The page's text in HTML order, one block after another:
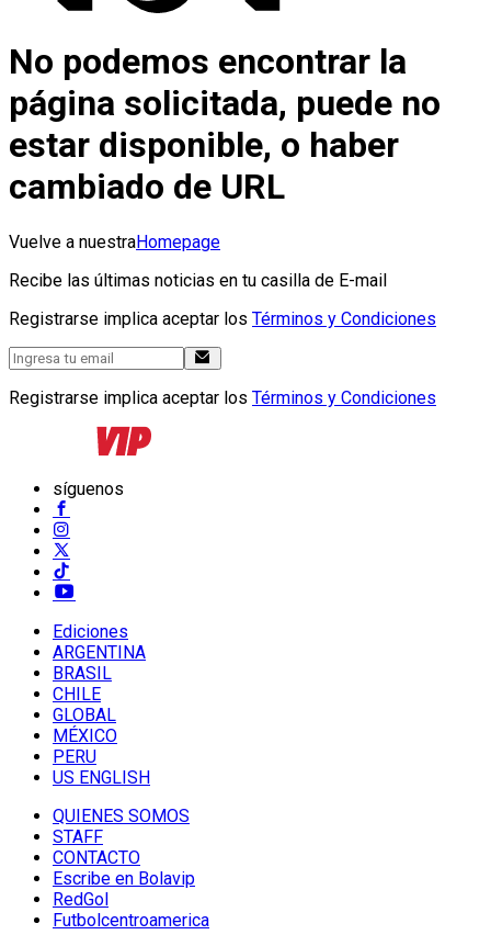
No podemos encontrar la
página solicitada, puede no
estar disponible, o haber
cambiado de URL
Vuelve a nuestraHomepage
Recibe las últimas noticias en tu casilla de E-mail
Registrarse implica aceptar los Términos y Condiciones
Registrarse implica aceptar los Términos y Condiciones
síguenos
Ediciones
ARGENTINA
BRASIL
CHILE
GLOBAL
MÉXICO
PERU
US ENGLISH
QUIENES SOMOS
STAFF
CONTACTO
Escribe en Bolavip
RedGol
Futbolcentroamerica